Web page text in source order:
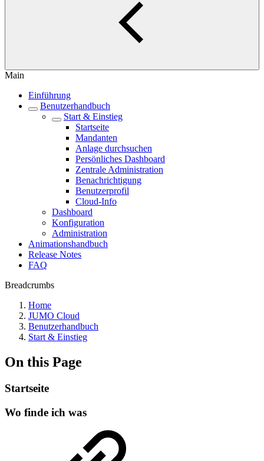
Main
Einführung
Benutzerhandbuch
Start & Einstieg
Startseite
Mandanten
Anlage durchsuchen
Persönliches Dashboard
Zentrale Administration
Benachrichtigung
Benutzerprofil
Cloud-Info
Dashboard
Konfiguration
Administration
Animationshandbuch
Release Notes
FAQ
Breadcrumbs
Home
JUMO Cloud
Benutzerhandbuch
Start & Einstieg
On this Page
Startseite
Wo finde ich was